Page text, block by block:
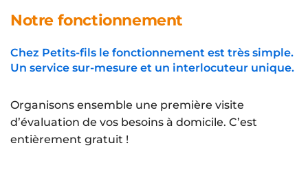
Notre fonctionnement
Chez Petits-fils le fonctionnement est très simple.
Un service sur-mesure et un interlocuteur unique.
Organisons ensemble une première visite
d’évaluation de vos besoins à domicile. C’est
entièrement gratuit !